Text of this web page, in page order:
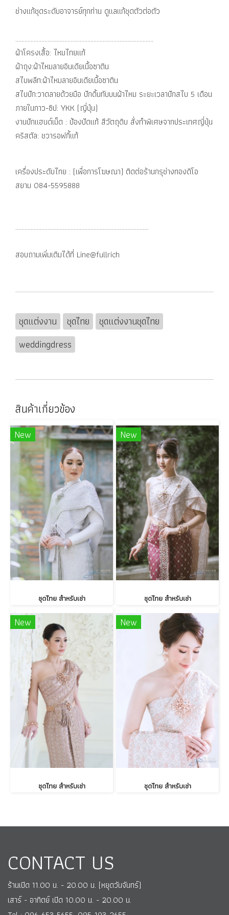
ช่างแก้ชุดระดับอาจารย์ทุกท่าน ดูแลแก้ชุดตัวต่อตัว
..........................................................................................
ผ้าโครงเสื้อ: ไหมไทยแท้
ผ้าถุง:ผ้าไหมลายอินเดียเนื้อซาติน
สไบพลีท:ผ้าไหมลายอินเดียเนื้อซาติน
สไบปัก:วาดลายด้วยมือ ปักดิ้นทับบนผ้าไหม ระยะเวลาปักสไบ 5 เดือน
ภายในกาว-ซิป: YKK (ญี่ปุ่น)
งานปักแฮนด์เม็ด : ป้องปัดแท้ สีวัตถุดิบ สั่งทำพิเศษจากประเทศญี่ปุ่น
คริสตัล: ชวารอฟกี้แท้
เครื่องประดับไทย : (เพื่อการโฆษณา) ติดต่อร้านกรุช่างทองดิโอ
สยาม 084-5595888
.......................................................................................
สอบถามเพิ่มเติมได้ที่ Line@fullrich
ชุดแต่งงาน ชุดไทย
ชุดแต่งงานชุดไทย
weddingdress
สินค้าเกี่ยวข้อง
New
ชุดไทย สำหรับเช่า
New
ชุดไทย สำหรับเช่า
New
ชุดไทย สำหรับเช่า
New
ชุดไทย สำหรับเช่า
CONTACT US
ร้านเปิด 11.00 น. - 20.00 น. (หยุดวันจันทร์)
เสาร์ - อาทิตย์ เปิด 10.00 น. - 20.00 น.